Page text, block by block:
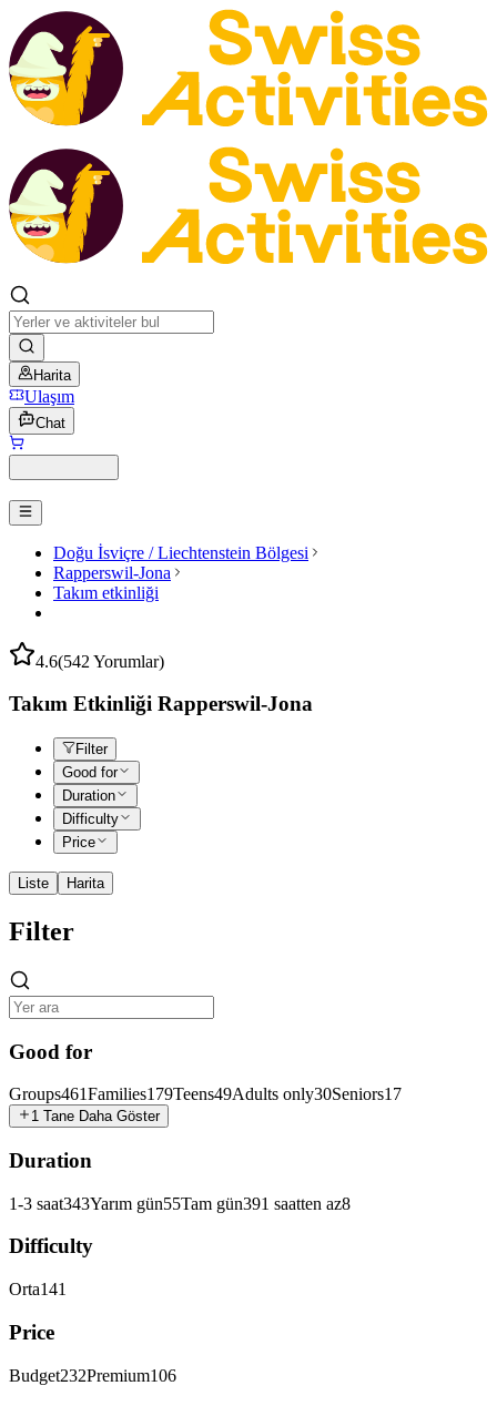
Harita
Ulaşım
Chat
Doğu İsviçre / Liechtenstein Bölgesi
Rapperswil-Jona
Takım etkinliği
4.6(542 Yorumlar)
Takım Etkinliği Rapperswil-Jona
Filter
Good for
Duration
Difficulty
Price
Liste Harita
Filter
Good for
Groups461Families179Teens49Adults only30Seniors17
1 Tane Daha Göster
Duration
1-3 saat343Yarım gün55Tam gün391 saatten az8
Difficulty
Orta141
Price
Budget232Premium106